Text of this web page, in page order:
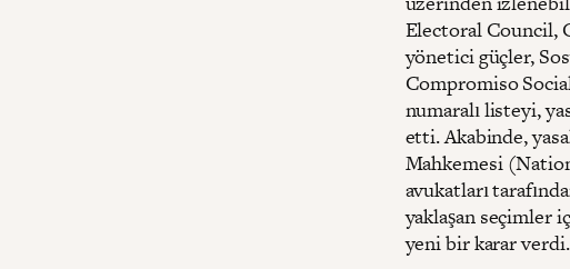
Electoral Council,
yönetici güçler,
Compromiso
numaralı listeyi,
etti. Akabinde,
Mahkemesi
avukatları
yaklaşan seçimler
yeni bir karar verdi.